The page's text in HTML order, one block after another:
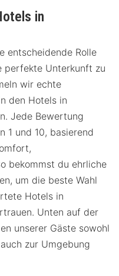
in
entscheidende Rolle
perfekte Unterkunft zu
wir echte
den Hotels in
Jede Bewertung
1 und 10, basierend
bekommst du ehrliche
um die beste Wahl
Hotels in
Unten auf der
unserer Gäste sowohl
zur Umgebung